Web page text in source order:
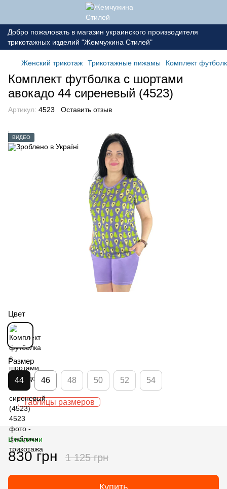
Добро пожаловать в магазин украинского производителя
трикотажных изделий "Жемчужина Стилей"
Женский трикотаж Трикотажные пижамы Комплект
Комплект футболка с шортами
авокадо 44 сиреневый (4523)
Артикул: 4523 Оставить отзыв
ВИДЕО
Цвет
Размер
44 46 48 50 52 54
Таблицы размеров
В наличии
830 грн 1 125 грн
Купить